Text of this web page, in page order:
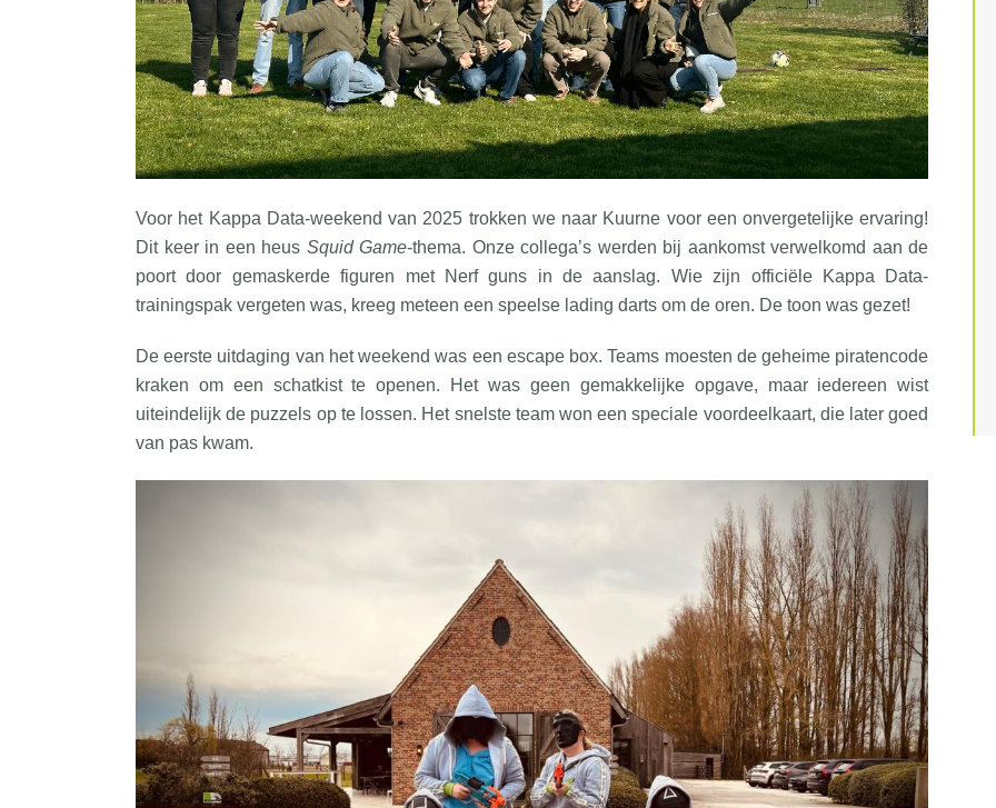
Voor het Kappa Data-weekend van 2025 trokken we naar Kuurne voor een onvergetelijke ervaring!
Dit keer in een heus Squid Game-thema. Onze collega’s werden bij aankomst verwelkomd aan de
poort door gemaskerde figuren met Nerf guns in de aanslag. Wie zijn officiële Kappa Data-
trainingspak vergeten was, kreeg meteen een speelse lading darts om de oren. De toon was gezet!
De eerste uitdaging van het weekend was een escape box. Teams moesten de geheime piratencode
kraken om een schatkist te openen. Het was geen gemakkelijke opgave, maar iedereen wist
uiteindelijk de puzzels op te lossen. Het snelste team won een speciale voordeelkaart, die later goed
van pas kwam.